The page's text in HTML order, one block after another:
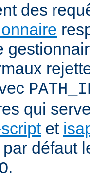
des
qui
et
défaut
.